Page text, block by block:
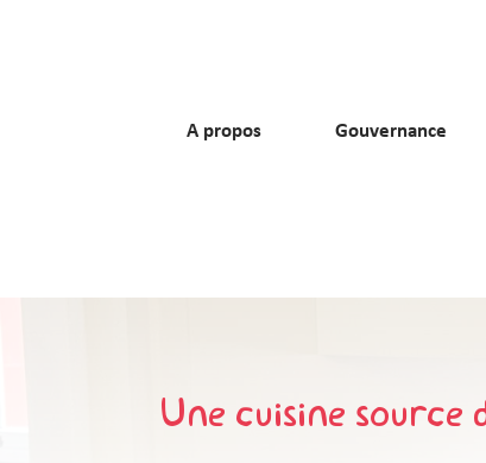
A propos Gouvernance
Une cuisine source